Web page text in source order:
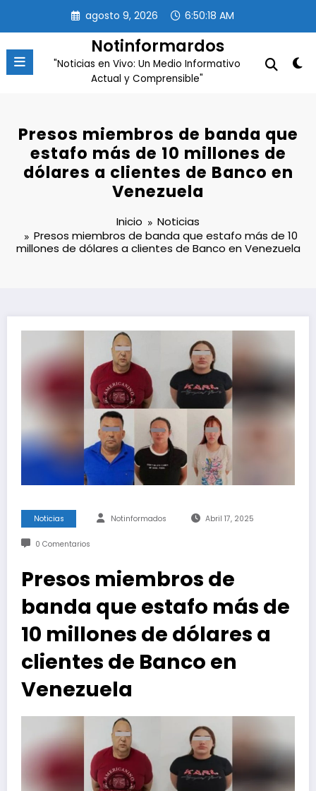
contenido
agosto 9, 2026 6:50:19 AM
Notinformardos
"Noticias en Vivo: Un Medio Informativo
Actual y Comprensible"
Presos miembros de banda que
estafo más de 10 millones de
dólares a clientes de Banco en
Venezuela
Inicio
Noticias
Presos miembros de banda que estafo más de 10
millones de dólares a clientes de Banco en Venezuela
Noticias Notinformados Abril 17, 2025
0 Comentarios
Presos miembros de
banda que estafo más de
10 millones de dólares a
clientes de Banco en
Venezuela